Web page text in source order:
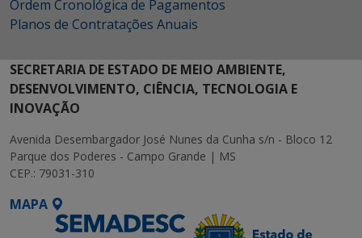
Ordem Cronológica de Pagamentos
Planos de Contratações Anuais
SECRETARIA DE ESTADO DE MEIO AMBIENTE,
DESENVOLVIMENTO, CIÊNCIA, TECNOLOGIA E
INOVAÇÃO
Avenida Desembargador José Nunes da Cunha s/n - Bloco 12
Parque dos Poderes - Campo Grande | MS
CEP.: 79031-310
MAPA